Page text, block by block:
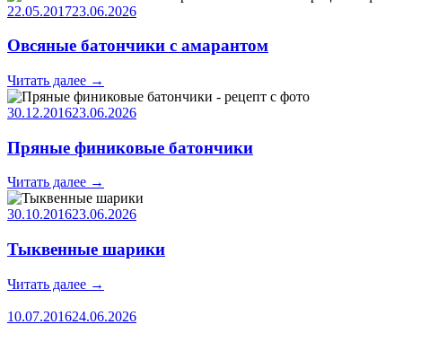
22.05.201723.06.2026
Овсяные батончики с амарантом
Читать далее →
30.12.201623.06.2026
Пряные финиковые батончики
Читать далее →
30.10.201623.06.2026
Тыквенные шарики
Читать далее →
10.07.201624.06.2026